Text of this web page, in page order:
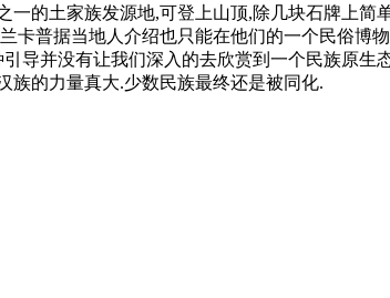
的土家族发源地,可登上山顶,除几块石牌上
普据当地人介绍也只能在他们的一个民俗博
导并没有让我们深入的去欣赏到一个民族原生
族的力量真大.少数民族最终还是被同化.